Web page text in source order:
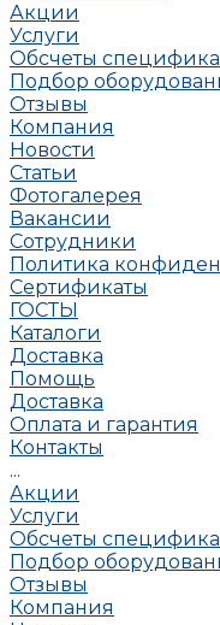
Акции
Услуги
Обсчеты
Подбор
Отзывы
Компания
Новости
Статьи
Фотогалерея
Вакансии
Сотрудники
Политика
Сертификаты
ГОСТЫ
Каталоги
Доставка
Помощь
Доставка
Оплата и гарантия
Контакты
...
Акции
Услуги
Обсчеты
Подбор
Отзывы
Компания